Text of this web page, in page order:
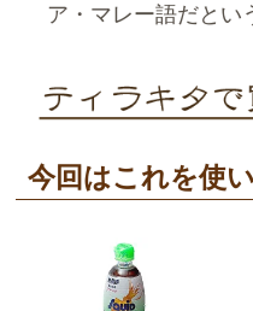
ア・マレー語だとい
今回はこれを使